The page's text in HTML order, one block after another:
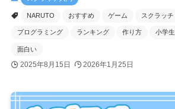
NARUTO おすすめ ゲーム スクラッチ
プログラミング ランキング 作り方 小学生
面白い
2025年8月15日 2026年1月25日